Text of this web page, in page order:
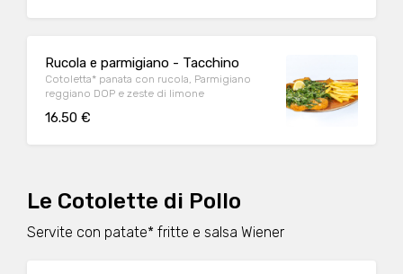
Rucola e parmigiano - Tacchino
Cotoletta* panata con rucola, Parmigiano
reggiano DOP e zeste di limone
16.50 €
Le Cotolette di Pollo
Servite con patate* fritte e salsa Wiener